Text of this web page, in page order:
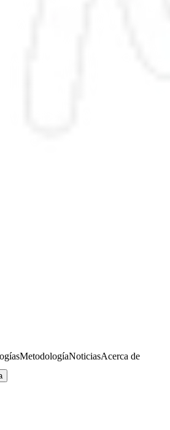
MetodologíaNoticiasAcerca de